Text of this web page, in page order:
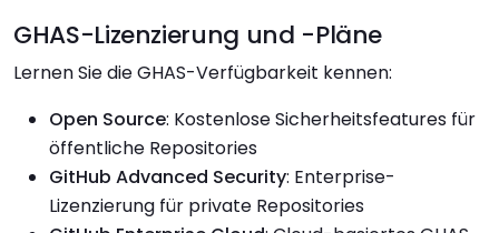
GHAS-Lizenzierung und -Pläne
Lernen Sie die GHAS-Verfügbarkeit kennen:
Open Source: Kostenlose Sicherheitsfeatures für
öffentliche Repositories
GitHub Advanced Security: Enterprise-
Lizenzierung für private Repositories